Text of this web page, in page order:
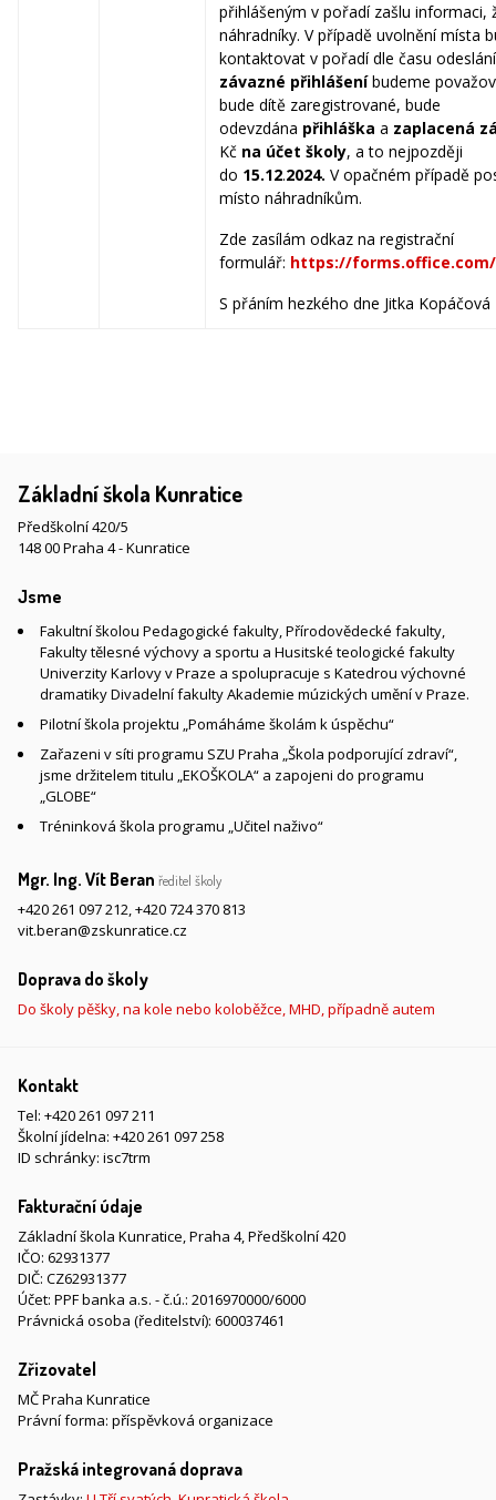
přihlášeným v pořadí zašlu informaci,
náhradníky. V případě uvolnění místa
kontaktovat v pořadí dle času
závazné přihlášeníbudeme
bude dítě zaregistrované, bude
odevzdána přihláška a zaplacená
Kč na účet školy, a to nejpozději
do 15.12.2024. V opačném případě
místo náhradníkům.
Zde zasílám odkaz na registrační
formulář: https://forms.office.com/
S přáním hezkého dne Jitka Kopáčová
Základní škola Kunratice
Předškolní 420/5
148 00 Praha 4 - Kunratice
Jsme
Fakultní školou Pedagogické fakulty, Přírodovědecké fakulty,
Fakulty tělesné výchovy a sportu a Husitské teologické fakulty
Univerzity Karlovy v Praze a spolupracuje s Katedrou výchovné
dramatiky Divadelní fakulty Akademie múzických umění v Praze.
Pilotní škola projektu „Pomáháme školám k úspěchu“
Zařazeni v síti programu SZU Praha „Škola podporující zdraví“,
jsme držitelem titulu „EKOŠKOLA“ a zapojeni do programu
„GLOBE“
Tréninková škola programu „Učitel naživo“
Mgr. Ing. Vít Beran ředitel školy
+420 261 097 212,+420 724 370 813
vit.beran@zskunratice.cz
Doprava do školy
Do školy pěšky, na kole nebo koloběžce, MHD, případně autem
Kontakt
Tel: +420 261 097 211
Školní jídelna: +420 261 097 258
ID schránky: isc7trm
Fakturační údaje
Základní škola Kunratice, Praha 4, Předškolní 420
IČO: 62931377
DIČ: CZ62931377
Účet: PPF banka a.s. - č.ú.: 2016970000/6000
Právnická osoba (ředitelství): 600037461
Zřizovatel
MČ Praha Kunratice
Právní forma: příspěvková organizace
Pražská integrovaná doprava